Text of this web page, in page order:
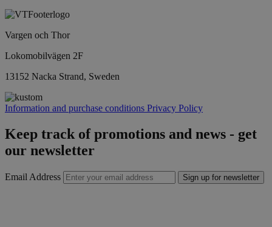
Vargen och Thor
Lokomobilvägen 2F
13152 Nacka Strand, Sweden
Information and purchase conditions Privacy Policy
Keep track of promotions and news - get
our newsletter
Email Address Sign up for newsletter